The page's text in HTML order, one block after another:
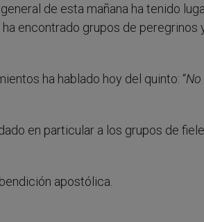
de esta mañana ha tenido
encontrado grupos de peregrinos
ha hablado hoy del quinto: “No
en particular a los grupos de
apostólica.